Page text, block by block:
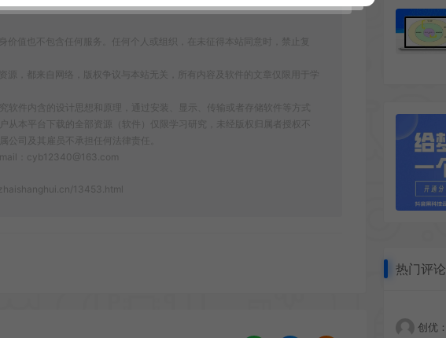
值也不包含任何服务。任何个人或组织，在未征得本站同意时，禁止复
，都来自网络，版权争议与本站无关，所有内容及软件的文章仅限用于学
件内含的设计思想和原理，通过安装、显示、传输或者存储软件等方式
本平台下载的全部资源（软件）仅限学习研究，未经版权归属者授权不
司及其雇员不承担任何法律责任。
：cyb12340@163.com
13453.html
热门评论
创优：